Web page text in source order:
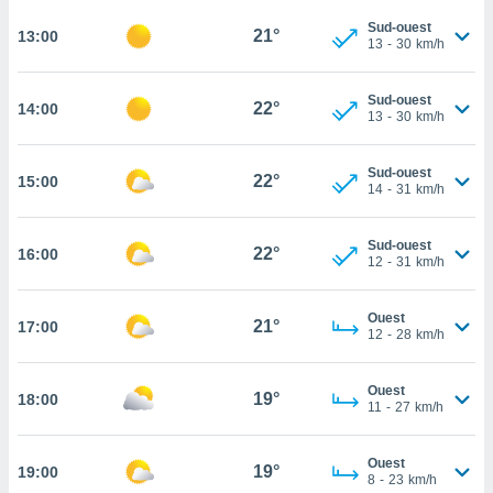
de
votre
en
des
au
web.
13:00 21°
Sud-ouest
13 - 30 km/h
14:00 22°
Sud-ouest
13 - 30 km/h
15:00 22°
Sud-ouest
14 - 31 km/h
16:00 22°
Sud-ouest
12 - 31 km/h
17:00 21°
Ouest
12 - 28 km/h
18:00 19°
Ouest
11 - 27 km/h
19:00 19°
Ouest
8 - 23 km/h